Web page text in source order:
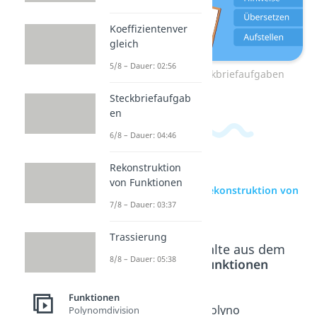
Zum Video: Steckbriefaufgaben
zur Videoseite: Rekonstruktion von
Funktionen
Beliebte Inhalte aus dem
Bereich
Funktionen
Trassie
Polyno
Koeffizientenver
gleich
5/8 – Dauer: 02:56
Steckbriefaufgab
en
6/8 – Dauer: 04:46
Rekonstruktion
von Funktionen
7/8 – Dauer: 03:37
Trassierung
8/8 – Dauer: 05:38
Funktionen
Polynomdivision